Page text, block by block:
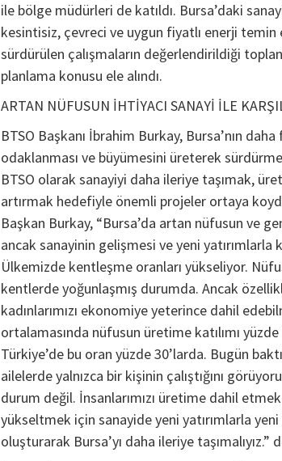
ile bölge müdürleri de katıldı. Bursa’daki
kesintisiz, çevreci ve uygun fiyatlı enerji temin
sürdürülen çalışmaların değerlendirildiği
planlama konusu ele alındı.
ARTAN NÜFUSUN İHTİYACI SANAYİ İLE
BTSO Başkanı İbrahim Burkay, Bursa’nın
odaklanması ve büyümesini üreterek
BTSO olarak sanayiyi daha ileriye taşımak,
artırmak hedefiyle önemli projeler ortaya
Başkan Burkay, “Bursa’da artan nüfusun ve
ancak sanayinin gelişmesi ve yeni yatırımlarla
Ülkemizde kentleşme oranları yükseliyor.
kentlerde yoğunlaşmış durumda. Ancak
kadınlarımızı ekonomiye yeterince dahil
ortalamasında nüfusun üretime katılımı
Türkiye’de bu oran yüzde 30’larda. Bugün
ailelerde yalnızca bir kişinin çalıştığını
durum değil. İnsanlarımızı üretime dahil
yükseltmek için sanayide yeni yatırımlarla
oluşturarak Bursa’yı daha ileriye taşımalıyız.”